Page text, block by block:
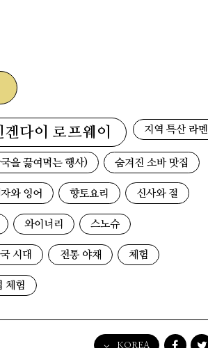
겐다이 로프웨이 지역 특산 라멘
을 끓여먹는 행사) 숨겨진 소바 맛집
와 잉어 향토요리 신사와 절
와이너리 스노슈
시대 전통 야채 체험
체험
KOREA